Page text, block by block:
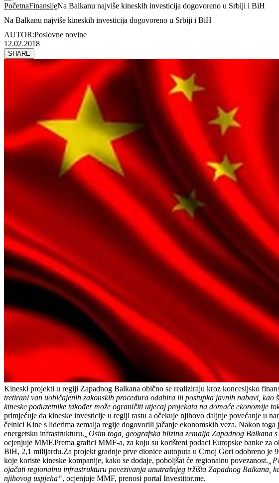
PočetnaFinansijeNa Balkanu najviše kineskih investicija dogovoreno u Srbiji i BiH
Na Balkanu najviše kineskih investicija dogovoreno u Srbiji i BiH
AUTOR:Poslovne novine
12.02.2018
SHARE
Kineski projekti u regiji Zapadnog Balkana obično se realiziraju kroz koncesijsko
tretirani van uobičajenih zakonskih procedura odabira ili postupka javnih nabavi,
kineske poduzetnike također može ograničiti utjecaj projekata na domaće ekonomije
primjećuje da kineske investicije u regiji rastu a očekuje njihovo daljnje povećanje u
čelnici Kine s liderima zemalja regije dogovorili jačanje ekonomskih veza. Nakon
energetsku infrastrukturu. „Osim toga, geografska blizina zemalja Zapadnog
ocjenjuje MMF.Prema grafici MMF-a, za koju su korišteni podaci Europske banke
BiH, 2,1 milijardu.Za projekt gradnje prve dionice autoputa u Crnoj Gori odobreno je
koje koriste kineske kompanije, kako se dodaje, poboljšat će regionalnu povezanost.
ojačati regionalnu infrastrukturu povezivanja unutrašnjeg tržišta Zapadnog Balkana,
njihovog uspjeha“, ocjenjuje MMF, prenosi portal Investitor.me.